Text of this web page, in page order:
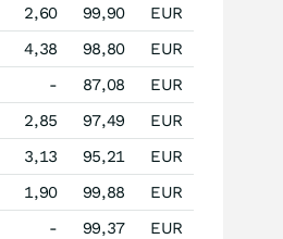
2,60 99,90
EUR
4,38 98,80
EUR
- 87,08
EUR
2,85 97,49
EUR
3,13 95,21
EUR
1,90 99,88
EUR
- 99,37
EUR